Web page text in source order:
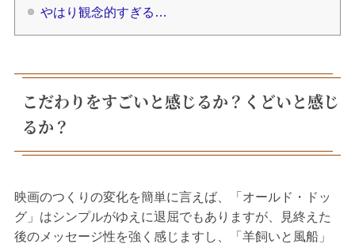
やはり観念的すぎる…
こだわりをすごいと感じるか？くどいと感じ
るか？
映画のつくりの変化を簡単に言えば、「オールド・ドッ
グ」はシンプルがゆえに退屈でもありますが、見終えた
後のメッセージ性を強く感じますし、「羊飼いと風船」